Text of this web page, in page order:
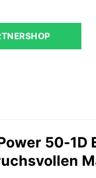
50-1D